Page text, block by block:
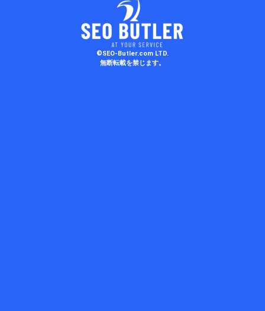
©SEO-Butler.com LTD.
無断転載を禁じます。